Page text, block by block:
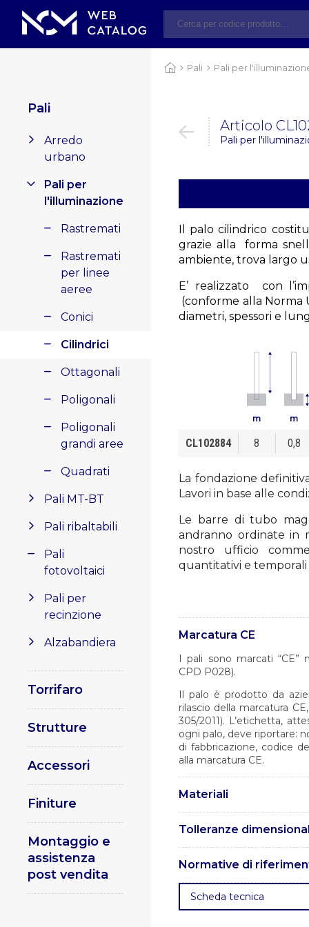
Pali
Arredo
urbano
Pali per
l'illuminazione
Rastremati
Rastremati
per linee
aeree
Conici
Cilindrici
Ottagonali
Poligonali
Poligonali
grandi aree
Quadrati
Pali MT-BT
Pali ribaltabili
Pali
fotovoltaici
Pali per
recinzione
Alzabandiera
Torrifaro
Strutture
Accessori
Finiture
Montaggio e
assistenza
post vendita
Pali Pali per
Articolo
Pali per
Il palo cilindrico
grazie alla forma
ambiente, trova largo
E’ realizzato con
(conforme alla Norma
diametri, spessori e
La fondazione
Lavori in base alle
Le barre di tubo
andranno ordinate in
nostro ufficio
quantitativi e
m m
CL102884 8 0,8
Marcatura CE
I pali sono marcati “CE”
CPD P028).
Il palo è prodotto da
rilascio della marcatura
305/2011). L’etichetta,
ogni palo, deve riportare:
di fabbricazione, codice
alla marcatura CE.
Materiali
UNI EN 10219.
Tolleranze
Normative di
. UNI EN 1461 –
ferrosi e articoli di acciaio.
per impieghi strutturali
Scheda tecnica